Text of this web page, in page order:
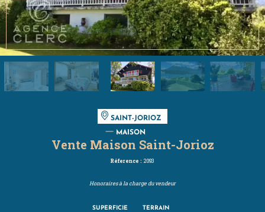
SAINT-JORIOZ
MAISON
Vente Maison Saint-Jorioz
Réference : 2093
Honoraires à la charge du vendeur
SUPERFICIE TERRAIN